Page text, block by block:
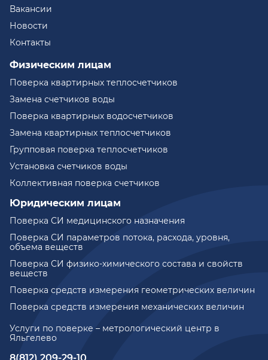
Услуги по поверке – метрологический центр в
Яльгелево
Вакансии
Новости
Контакты
Физическим лицам
Поверка квартирных теплосчетчиков
Замена счетчиков воды
Поверка квартирных водосчетчиков
Замена квартирных теплосчетчиков
Групповая поверка теплосчетчиков
Установка счетчиков воды
Коллективная поверка счетчиков
Юридическим лицам
Поверка СИ медицинского назначения
Поверка СИ параметров потока, расхода, уровня,
объема веществ
Поверка СИ физико-химического состава и свойств
веществ
Поверка средств измерения геометрических величин
Поверка средств измерения механических величин